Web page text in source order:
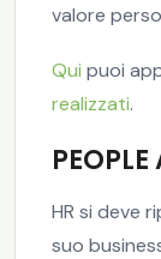
valore
Qui puoi
realizzati.
HR si deve
suo